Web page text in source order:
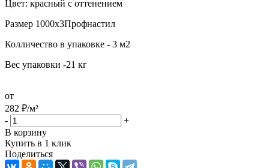
Цвет: красный с оттенением
Размер 1000х3Профнастил
Колличество в упаковке - 3 м2
Вес упаковки -21 кг
от
282 ₽/м²
-
+
В корзину
Купить в 1 клик
Поделиться